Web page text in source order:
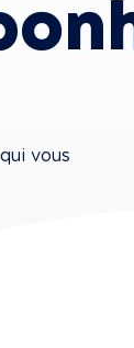
vous